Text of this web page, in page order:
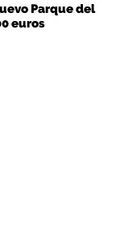
Parque del
euros